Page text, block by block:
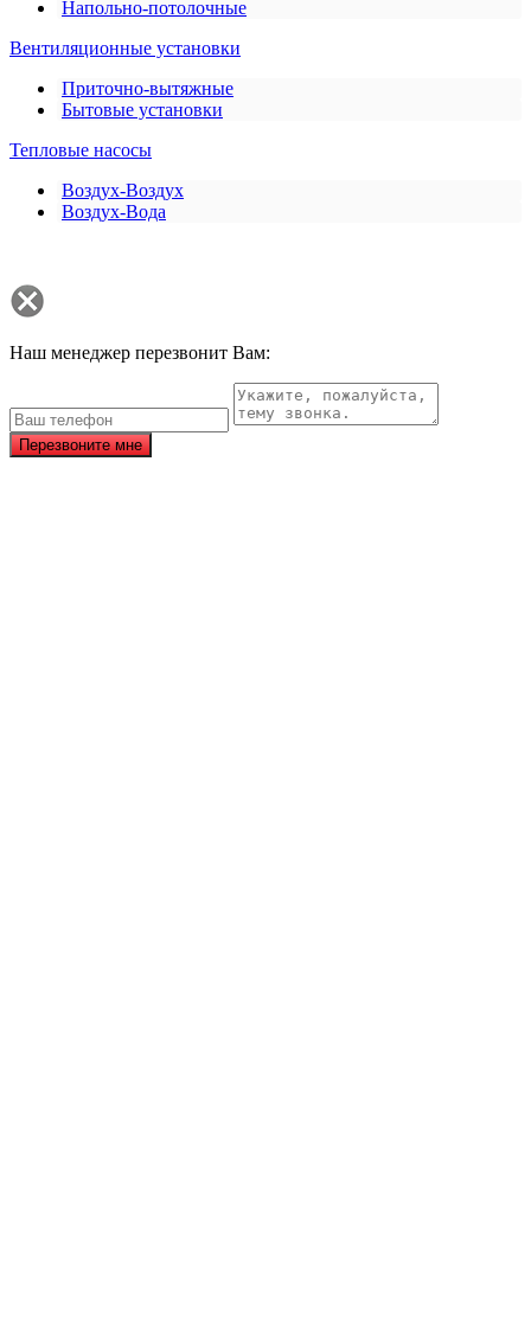
Напольно-потолочные
Вентиляционные установки
Приточно-вытяжные
Бытовые установки
Тепловые насосы
Воздух-Воздух
Воздух-Вода
Наш менеджер перезвонит Вам:
Перезвоните мне